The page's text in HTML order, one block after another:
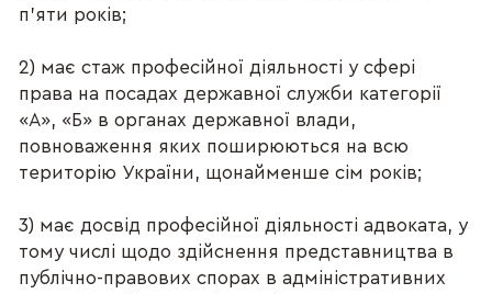
п'яти років;
2) має стаж професійної діяльності у сфері
права на посадах державної служби категорії
«А», «Б» в органах державної влади,
повноваження яких поширюються на всю
територію України, щонайменше сім років;
3) має досвід професійної діяльності адвоката, у
тому числі щодо здійснення представництва в
публічно-правових спорах в адміністративних